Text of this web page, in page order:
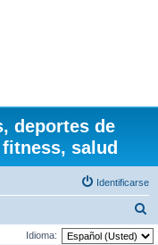
deportes de
salud
Identificarse
u
Idioma: